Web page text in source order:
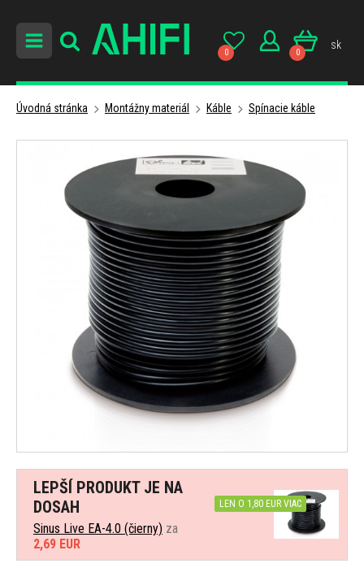
0 0
sk
Úvodná stránka Montážny materiál Káble Spínacie káble
LEPŠÍ PRODUKT JE NA
DOSAH
Sinus Live EA-4.0 (čierny) za
2,69 EUR
LEN O 1,80 EUR VIAC